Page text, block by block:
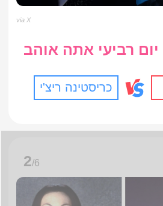
via X
כריסטינה ריצ'י
2/6